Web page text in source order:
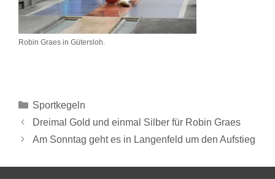
Robin Graes in Gütersloh.
Sportkegeln
Dreimal Gold und einmal Silber für Robin Graes
Am Sonntag geht es in Langenfeld um den Aufstieg